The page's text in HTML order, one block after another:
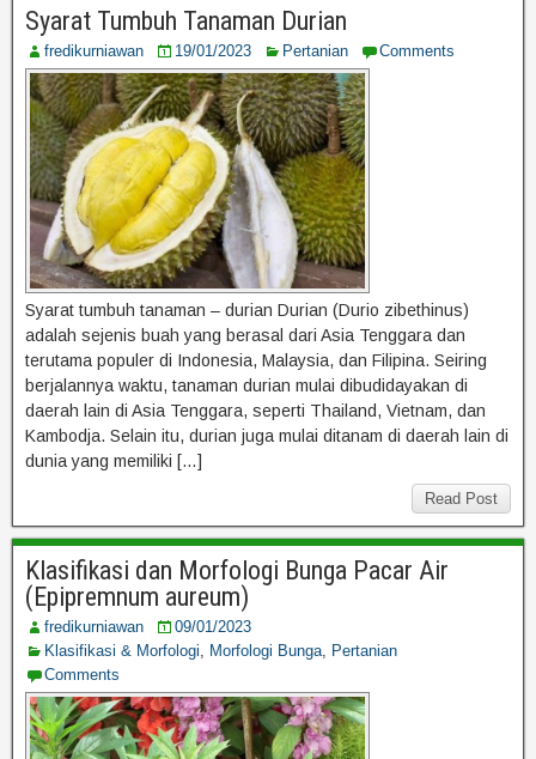
Syarat Tumbuh Tanaman Durian
fredikurniawan 19/01/2023 Pertanian Comments
Syarat tumbuh tanaman – durian Durian (Durio zibethinus)
adalah sejenis buah yang berasal dari Asia Tenggara dan
terutama populer di Indonesia, Malaysia, dan Filipina. Seiring
berjalannya waktu, tanaman durian mulai dibudidayakan di
daerah lain di Asia Tenggara, seperti Thailand, Vietnam, dan
Kambodja. Selain itu, durian juga mulai ditanam di daerah lain di
dunia yang memiliki […]
Read Post
Klasifikasi dan Morfologi Bunga Pacar Air
(Epipremnum aureum)
fredikurniawan
09/01/2023
Klasifikasi & Morfologi, Morfologi Bunga, Pertanian
Comments